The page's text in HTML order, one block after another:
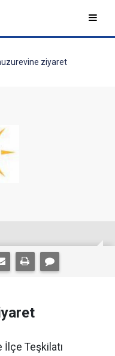
ziyaret
İlçe Teşkilatı